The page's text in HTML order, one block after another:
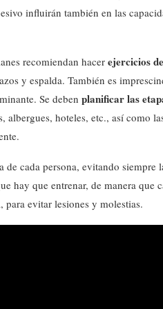
influirán también en las
recomiendan hacer ejercicios
y espalda. También es
Se deben planificar las
hoteles, etc., así como
cada persona, evitando siempre
hay que entrenar, de manera que
para evitar lesiones y molestias.